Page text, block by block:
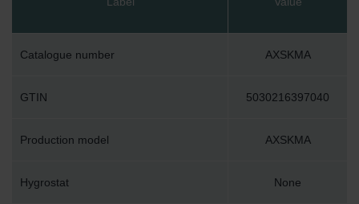
Catalogue number AXSKMA
GTIN 5030216397040
Production model AXSKMA
Hygrostat None